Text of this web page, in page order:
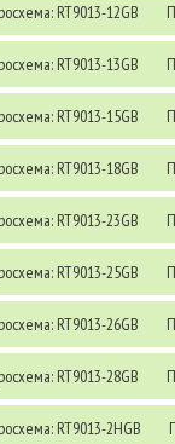
RT9013-12GB
RT9013-13GB
RT9013-15GB
RT9013-18GB
RT9013-23GB
RT9013-25GB
RT9013-26GB
RT9013-28GB
RT9013-2HGB